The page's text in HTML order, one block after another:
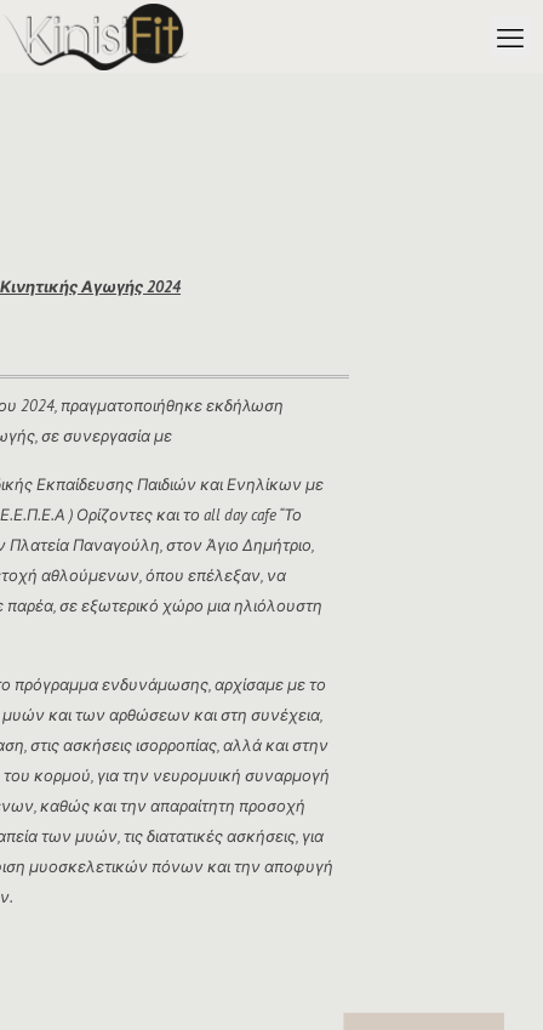
Αγωγής 2024
2024, πραγματοποιήθηκε εκδήλωση
σε συνεργασία με
Εκπαίδευσης Παιδιών και Ενηλίκων με
) Ορίζοντες και το all day cafe “Το
Πλατεία Παναγούλη, στον Άγιο Δημήτριο,
αθλούμενων, όπου επέλεξαν, να
σε εξωτερικό χώρο μια ηλιόλουστη
πρόγραμμα ενδυνάμωσης, αρχίσαμε με το
και των αρθώσεων και στη συνέχεια,
στις ασκήσεις ισορροπίας, αλλά και στην
κορμού, για την νευρομυική συναρμογή
καθώς και την απαραίτητη προσοχή
των μυών, τις διατατικές ασκήσεις, για
μυοσκελετικών πόνων και την αποφυγή